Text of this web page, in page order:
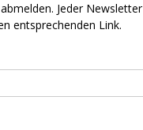
Jeder Newsletter
entsprechenden Link.